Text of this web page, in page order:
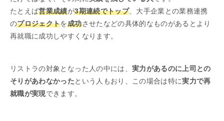
たとえば営業成績が3期連続でトップ、大手企業との業務連携
のプロジェクトを成功させたなどの具体的なものがあるとより
再就職に成功しやすくなります。
リストラの対象となった人の中には、 実力があるのに上司との
そりがあわなかったという人もおり、この場合は特に実力で再
就職が実現できます。